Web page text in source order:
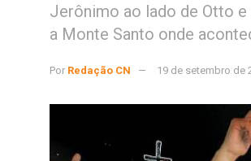
Jerônimo ao lado de Otto
a Monte Santo onde
Por Redação CN 19 de setembro de